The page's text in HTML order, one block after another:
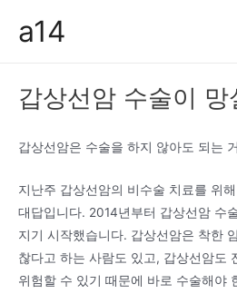
a14
갑상선암 수술이 망
갑상선암은 수술을 하지 않아도 되는
지난주 갑상선암의 비수술 치료를 위
대답입니다. 2014년부터 갑상선암 수
지기 시작했습니다. 갑상선암은 착한
찮다고 하는 사람도 있고, 갑상선암도
위험할 수 있기 때문에 바로 수술해야